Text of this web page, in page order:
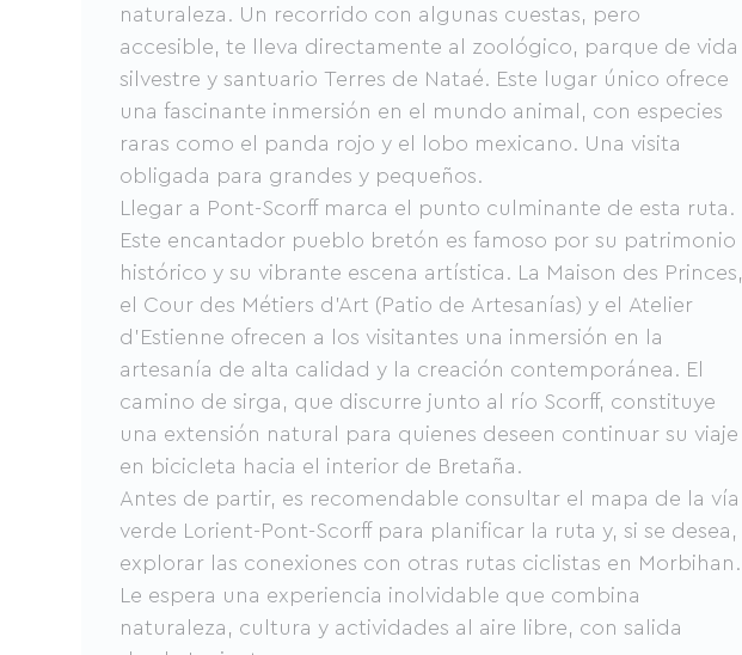
naturaleza. Un recorrido con algunas cuestas, pero
accesible, te lleva directamente al zoológico, parque de vida
silvestre y santuario Terres de Nataé. Este lugar único ofrece
una fascinante inmersión en el mundo animal, con especies
raras como el panda rojo y el lobo mexicano. Una visita
obligada para grandes y pequeños.
Llegar a Pont-Scorff marca el punto culminante de esta ruta.
Este encantador pueblo bretón es famoso por su patrimonio
histórico y su vibrante escena artística. La Maison des Princes,
el Cour des Métiers d'Art (Patio de Artesanías) y el Atelier
d'Estienne ofrecen a los visitantes una inmersión en la
artesanía de alta calidad y la creación contemporánea. El
camino de sirga, que discurre junto al río Scorff, constituye
una extensión natural para quienes deseen continuar su viaje
en bicicleta hacia el interior de Bretaña.
Antes de partir, es recomendable consultar el mapa de la vía
verde Lorient-Pont-Scorff para planificar la ruta y, si se desea,
explorar las conexiones con otras rutas ciclistas en Morbihan.
Le espera una experiencia inolvidable que combina
naturaleza, cultura y actividades al aire libre, con salida